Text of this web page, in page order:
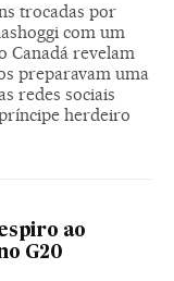
trocadas por
com um
Canadá revelam
preparavam uma
redes sociais
herdeiro
ao
G20